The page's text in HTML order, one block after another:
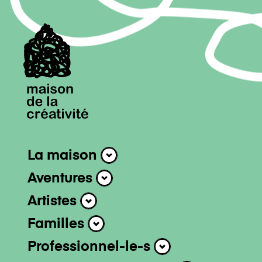
La maison
La maison
Aventures
Aventures
Artistes
Artistes
Familles
Familles
Professionnel-le-s